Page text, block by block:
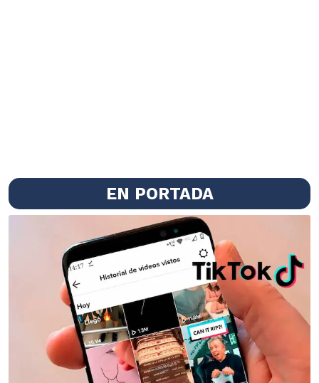
EN PORTADA